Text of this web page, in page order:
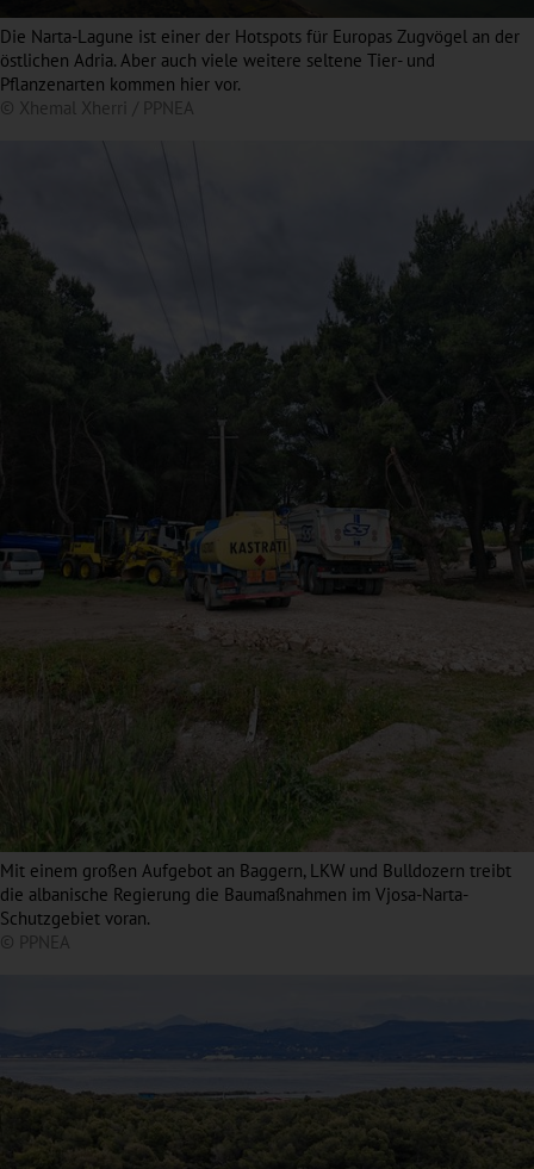
Die Narta-Lagune ist einer der Hotspots für Europas Zugvögel an der
östlichen Adria. Aber auch viele weitere seltene Tier- und
Pflanzenarten kommen hier vor.
© Xhemal Xherri / PPNEA
Mit einem großen Aufgebot an Baggern, LKW und Bulldozern treibt
die albanische Regierung die Baumaßnahmen im Vjosa-Narta-
Schutzgebiet voran.
© PPNEA